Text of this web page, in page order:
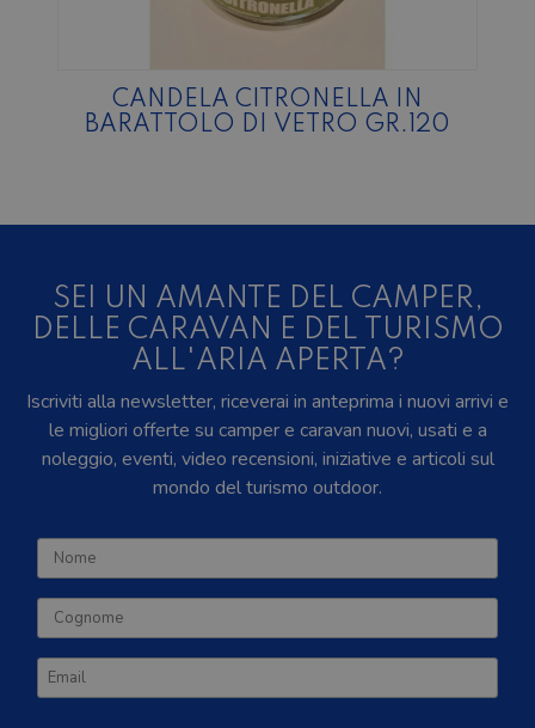
CANDELA CITRONELLA IN
BARATTOLO DI VETRO GR.120
SEI UN AMANTE DEL CAMPER,
DELLE CARAVAN E DEL TURISMO
ALL'ARIA APERTA?
Iscriviti alla newsletter, riceverai in anteprima i nuovi arrivi e
le migliori offerte su camper e caravan nuovi, usati e a
noleggio, eventi, video recensioni, iniziative e articoli sul
mondo del turismo outdoor.